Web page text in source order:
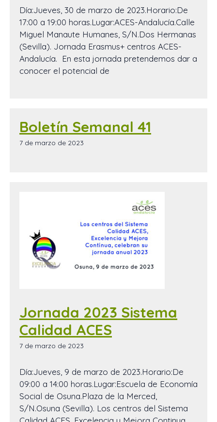
Día:Jueves, 30 de marzo de 2023.Horario:De
17:00 a 19:00 horas.Lugar:ACES-Andalucía.Calle
Miguel Manaute Humanes, S/N.Dos Hermanas
(Sevilla). Jornada Erasmus+ centros ACES-
Andalucía. En esta jornada pretendemos dar a
conocer el potencial de
Boletín Semanal 41
7 de marzo de 2023
Jornada 2023 Sistema
Calidad ACES
7 de marzo de 2023
Día:Jueves, 9 de marzo de 2023.Horario:De
09:00 a 14:00 horas.Lugar:Escuela de Economía
Social de Osuna.Plaza de la Merced,
S/N.Osuna (Sevilla). Los centros del Sistema